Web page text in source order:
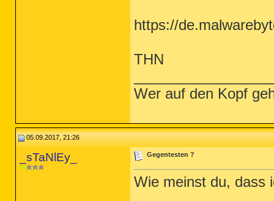
https://
THN
Wer auf den Kopf
05.09.2017, 21:26
_sTaNlEy_ Gegentesten ?
Wie meinst du, dass